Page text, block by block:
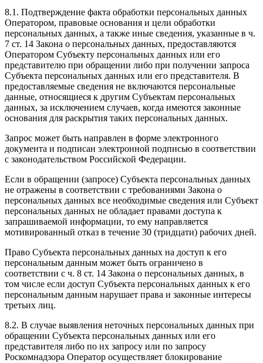
8.1. Подтверждение факта обработки персональных данных
Оператором, правовые основания и цели обработки
персональных данных, а также иные сведения, указанные в ч.
7 ст. 14 Закона о персональных данных, предоставляются
Оператором Субъекту персональных данных или его
представителю при обращении либо при получении запроса
Субъекта персональных данных или его представителя. В
предоставляемые сведения не включаются персональные
данные, относящиеся к другим Субъектам персональных
данных, за исключением случаев, когда имеются законные
основания для раскрытия таких персональных данных.
Запрос может быть направлен в форме электронного
документа и подписан электронной подписью в соответствии
с законодательством Российской Федерации.
Если в обращении (запросе) Субъекта персональных данных
не отражены в соответствии с требованиями Закона о
персональных данных все необходимые сведения или Субъект
персональных данных не обладает правами доступа к
запрашиваемой информации, то ему направляется
мотивированный отказ в течение 30 (тридцати) рабочих дней.
Право Субъекта персональных данных на доступ к его
персональным данным может быть ограничено в
соответствии с ч. 8 ст. 14 Закона о персональных данных, в
том числе если доступ Субъекта персональных данных к его
персональным данным нарушает права и законные интересы
третьих лиц.
8.2. В случае выявления неточных персональных данных при
обращении Субъекта персональных данных или его
представителя либо по их запросу или по запросу
Роскомнадзора Оператор осуществляет блокирование